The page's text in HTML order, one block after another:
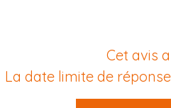
Cet avis
La date limite de